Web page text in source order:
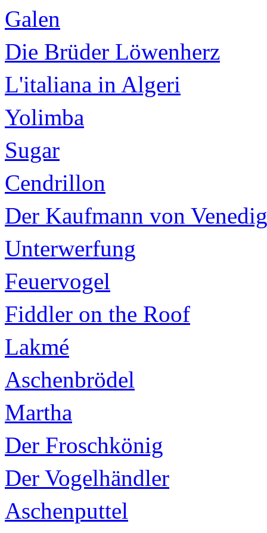
Galen
Die Brüder Löwenherz
L'italiana in Algeri
Yolimba
Sugar
Cendrillon
Der Kaufmann von Venedig
Unterwerfung
Feuervogel
Fiddler on the Roof
Lakmé
Aschenbrödel
Martha
Der Froschkönig
Der Vogelhändler
Aschenputtel